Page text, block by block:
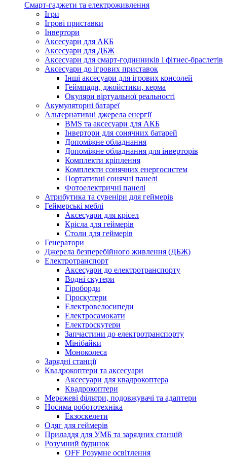
Смарт-гаджети та електроживлення
Ігри
Ігрові приставки
Інвертори
Аксесуари для АКБ
Аксесуари для ДБЖ
Аксесуари для смарт-годинників і фітнес-браслетів
Аксесуари до ігрових приставок
Інші аксесуари для ігрових консолей
Геймпади, джойстики, керма
Окуляри віртуальної реальності
Акумуляторні батареї
Альтернативні джерела енергії
BMS та аксесуари для АКБ
Інвертори для сонячних батарей
Допоміжне обладнання
Допоміжне обладнання для інверторів
Комплекти кріплення
Комплекти сонячних енергосистем
Портативні сонячні панелі
Фотоелектричні панелі
Атрибутика та сувеніри для геймерів
Геймерські меблі
Аксесуари для крісел
Крісла для геймерів
Столи для геймерів
Генератори
Джерела безперебійного живлення (ДБЖ)
Електротранспорт
Аксесуари до електротранспорту
Водні скутери
Гіроборди
Гіроскутери
Електровелосипеди
Електросамокати
Електроскутери
Запчастини до електротранспорту
Мінібайки
Моноколеса
Зарядні станції
Квадрокоптери та аксесуари
Аксесуари для квадрокоптера
Квадрокоптери
Мережеві фільтри, подовжувачі та адаптери
Носима робототехніка
Екзоскелети
Одяг для геймерів
Приладдя для УМБ та зарядних станцій
Розумний будинок
OFF Розумне освітлення